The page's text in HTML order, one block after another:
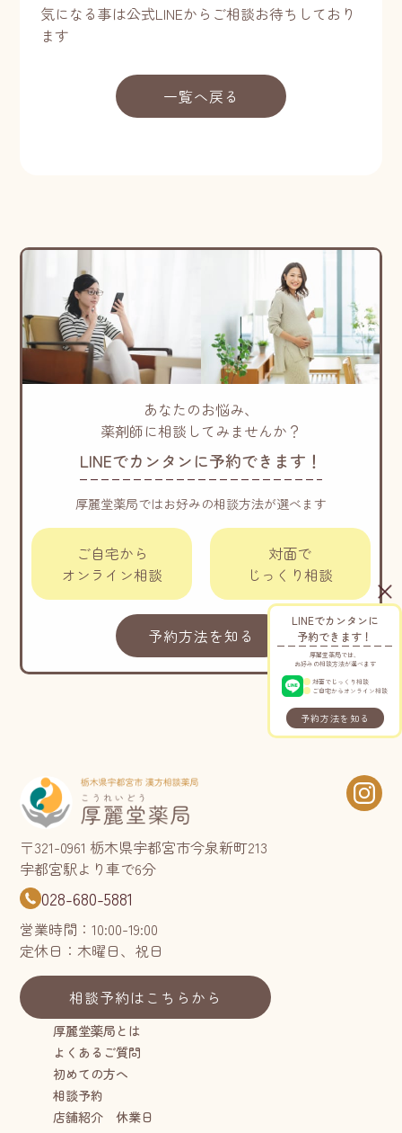
LINEでカンタンに
予約できます！
厚麗堂薬局では、
お好みの相談方法が選べます
対面でじっくり相談
ご自宅からオンライン相談
予約方法を知る
気になる事は公式LINEからご相談お待ちしており
ます
一覧へ戻る
あなたのお悩み、
薬剤師に相談してみませんか？
LINEでカンタンに予約できます！
厚麗堂薬局ではお好みの相談方法が選べます
ご自宅から
オンライン相談
対面で
じっくり相談
予約方法を知る
〒321-0961 栃木県宇都宮市今泉新町213
宇都宮駅より車で6分
028-680-5881
営業時間：10:00-19:00
定休日：木曜日、祝日
相談予約はこちらから
厚麗堂薬局とは
よくあるご質問
初めての方へ
相談予約
店舗紹介 休業日